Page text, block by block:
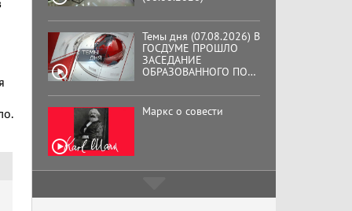
Темы дня (07.08.2026) В
ГОСДУМЕ ПРОШЛО
ЗАСЕДАНИЕ
ОБРАЗОВАННОГО ПО
ОБЩЕСТВЕННОГО
КОМИТЕТА ЗА
ОСВОБОЖДЕНИЕ
Маркс о совести
кооператор